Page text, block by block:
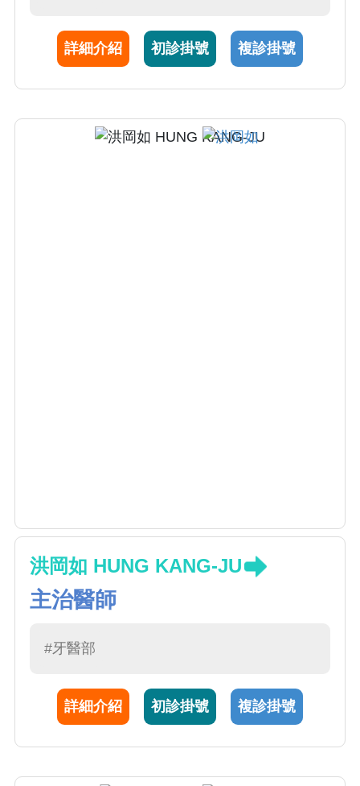
詳細介紹 初診掛號 複診掛號
洪岡如 HUNG KANG-JU
主治醫師
#牙醫部
詳細介紹 初診掛號 複診掛號